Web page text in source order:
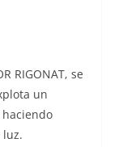
RIGONAT, se
un
luz.